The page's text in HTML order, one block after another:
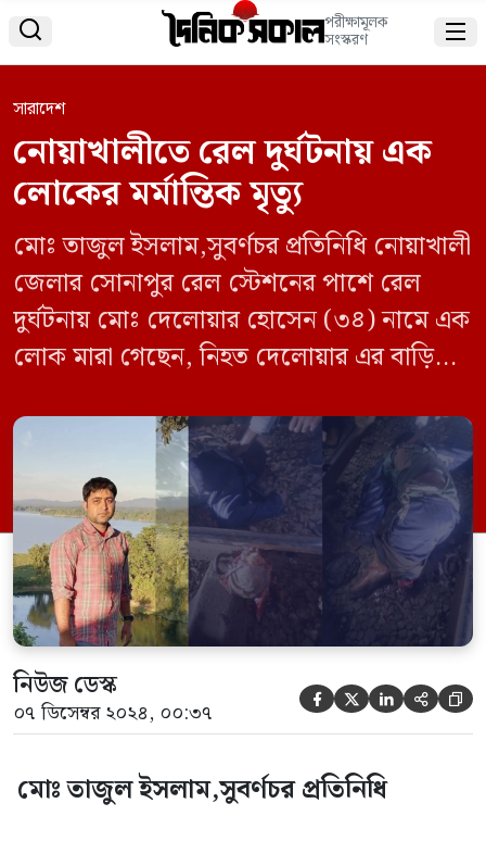
 পরীক্ষামূলক
সংস্করণ 
সারাদেশ
নোয়াখালীতে রেল দুর্ঘটনায় এক
লোকের মর্মান্তিক মৃত্যু
মোঃ তাজুল ইসলাম,সুবর্ণচর প্রতিনিধি নোয়াখালী
জেলার সোনাপুর রেল স্টেশনের পাশে রেল
দুর্ঘটনায় মোঃ দেলোয়ার হোসেন (৩৪) নামে এক
লোক মারা গেছেন, নিহত দেলোয়ার এর বাড়ি
ইউনিয়ন বাংলা বাজারের পাশে মোঃ জহির উদ্দিন
এর ছেলে। শুক্রবার, ৬ ডিসেম্বর, রাত ৯ টা ৩০
মিনিট এর সময় এই দুর্ঘটনাটি ঘটেছে বলে
স্থানীয়রা জানান। […]
নিউজ ডেস্ক
০৭ ডিসেম্বর ২০২৪, ০০:৩৭     
মোঃ তাজুল ইসলাম,সুবর্ণচর প্রতিনিধি